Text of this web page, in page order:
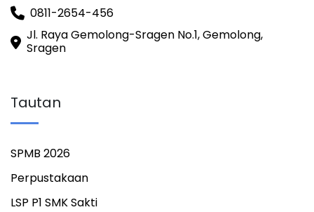
0811-2654-456
Jl. Raya Gemolong-Sragen No.1, Gemolong,
Sragen
Tautan
SPMB 2026
Perpustakaan
LSP P1 SMK Sakti